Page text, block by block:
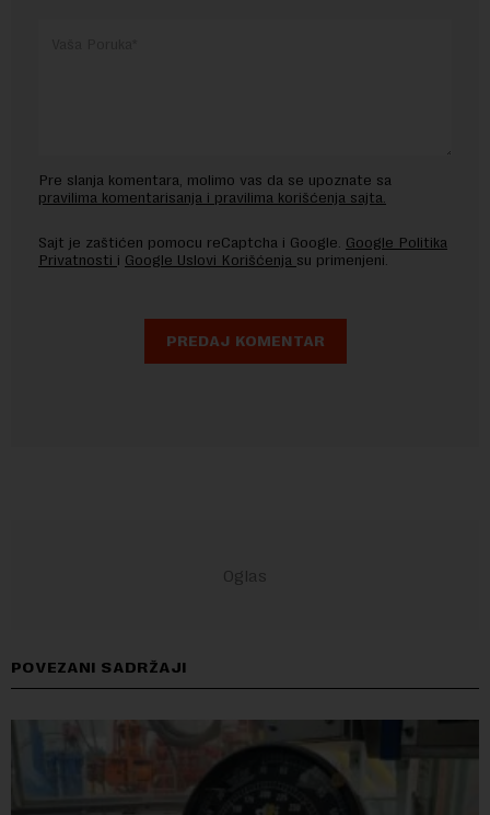
Pre slanja komentara, molimo vas da se upoznate sa
pravilima komentarisanja i pravilima korišćenja sajta.
Sajt je zaštićen pomocu reCaptcha i Google. Google Politika
Privatnosti i Google Uslovi Korišćenja su primenjeni.
POVEZANI SADRŽAJI